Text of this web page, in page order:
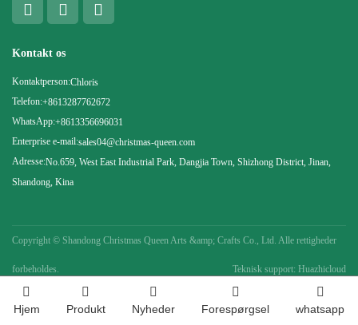
Kontakt os
Kontaktperson:Chloris
Telefon:+8613287762672
WhatsApp:+8613356696031
Enterprise e-mail:sales04@christmas-queen.com
Adresse:No.659, West East Industrial Park, Dangjia Town, Shizhong District, Jinan,
Shandong, Kina
Copyright © Shandong Christmas Queen Arts &amp; Crafts Co., Ltd. Alle rettigheder
forbeholdes. Teknisk support: Huazhicloud
Hjem Produkt Nyheder Forespørgsel whatsapp